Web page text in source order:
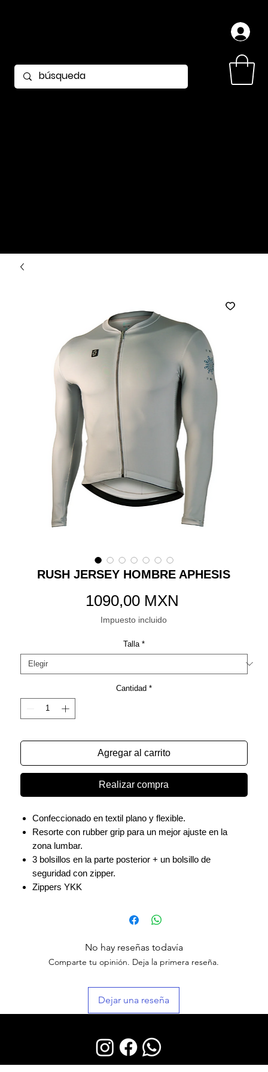
RUSH JERSEY HOMBRE APHESIS
1090,00 MXN
Impuesto incluido
Talla *
Cantidad *
Agregar al carrito
Realizar compra
Confeccionado en textil plano y flexible.
Resorte con rubber grip para un mejor ajuste en la
zona lumbar.
3 bolsillos en la parte posterior + un bolsillo de
seguridad con zipper.
Zippers YKK
No hay reseñas todavía
Comparte tu opinión. Deja la primera reseña.
Dejar una reseña